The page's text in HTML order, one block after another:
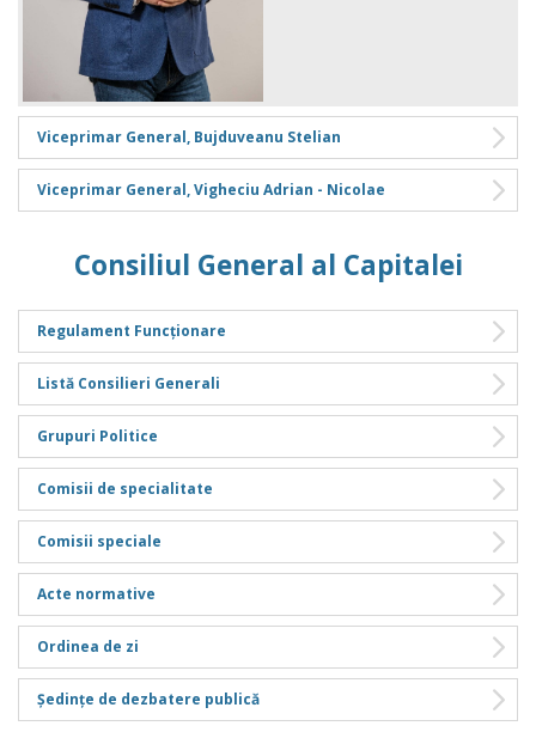
Viceprimar General, Bujduveanu Stelian
Viceprimar General, Vigheciu Adrian - Nicolae
Consiliul General al Capitalei
Regulament Funcționare
Listă Consilieri Generali
Grupuri Politice
Comisii de specialitate
Comisii speciale
Acte normative
Ordinea de zi
Ședințe de dezbatere publică